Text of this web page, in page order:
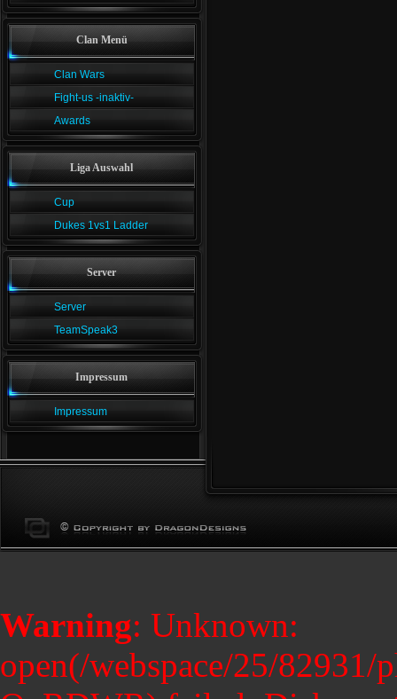
Clan Menü
Clan Wars
Fight-us -inaktiv-
Awards
Liga Auswahl
Cup
Dukes 1vs1 Ladder
Server
Server
TeamSpeak3
Impressum
Impressum
Warning: Unknown:
open(/webspace/25/82931/